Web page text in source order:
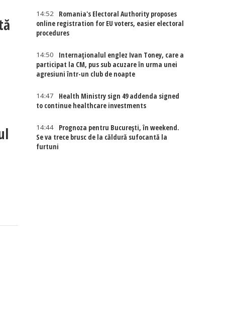
14:52
Romania's Electoral Authority proposes
online registration for EU voters, easier electoral
procedures
14:50
Internaţionalul englez Ivan Toney, care a
participat la CM, pus sub acuzare în urma unei
agresiuni într-un club de noapte
14:47
Health Ministry sign 49 addenda signed
to continue healthcare investments
14:44
Prognoza pentru București, în weekend.
Se va trece brusc de la căldură sufocantă la
furtuni